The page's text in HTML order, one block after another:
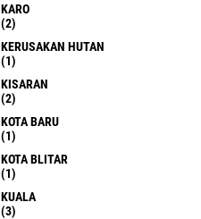
KARO
(2)
KERUSAKAN HUTAN
(1)
KISARAN
(2)
KOTA BARU
(1)
KOTA BLITAR
(1)
KUALA
(3)